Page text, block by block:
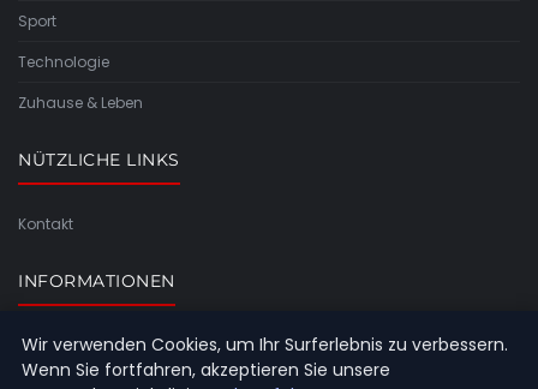
Sport
Technologie
Zuhause & Leben
NÜTZLICHE LINKS
Kontakt
INFORMATIONEN
Seitenübersicht
Wir verwenden Cookies, um Ihr Surferlebnis zu verbessern.
Wenn Sie fortfahren, akzeptieren Sie unsere